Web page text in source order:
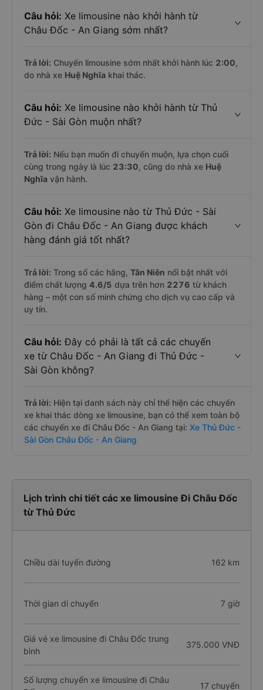
Câu hỏi: Xe limousine nào khởi hành từ
Châu Đốc - An Giang sớm nhất?
Trả lời: Chuyến limousine sớm nhất khởi hành lúc 2:00,
do nhà xe Huệ Nghĩa khai thác.
Câu hỏi: Xe limousine nào khởi hành từ Thủ
Đức - Sài Gòn muộn nhất?
Trả lời: Nếu bạn muốn đi chuyến muộn, lựa chọn cuối
cùng trong ngày là lúc 23:30, cũng do nhà xe Huệ
Nghĩa vận hành.
Câu hỏi: Xe limousine nào từ Thủ Đức - Sài
Gòn đi Châu Đốc - An Giang được khách
hàng đánh giá tốt nhất?
Trả lời: Trong số các hãng, Tân Niên nổi bật nhất với
điểm chất lượng 4.6/5 dựa trên hơn 2276 từ khách
hàng – một con số minh chứng cho dịch vụ cao cấp và
uy tín.
Câu hỏi: Đây có phải là tất cả các chuyến
xe từ Châu Đốc - An Giang đi Thủ Đức -
Sài Gòn không?
Trả lời: Hiện tại danh sách này chỉ thể hiện các chuyến
xe khai thác dòng xe limousine, bạn có thể xem toàn bộ
các chuyến xe đi Châu Đốc - An Giang tại: Xe Thủ Đức -
Sài Gòn Châu Đốc - An Giang
Lịch trình chi tiết các xe limousine Đi Châu Đốc
từ Thủ Đức
Chiều dài tuyến đường 162 km
Thời gian di chuyển 7 giờ
Giá vé xe limousine đi Châu Đốc trung
bình
375.000 VNĐ
Số lượng chuyến xe limousine đi Châu
17 chuyến